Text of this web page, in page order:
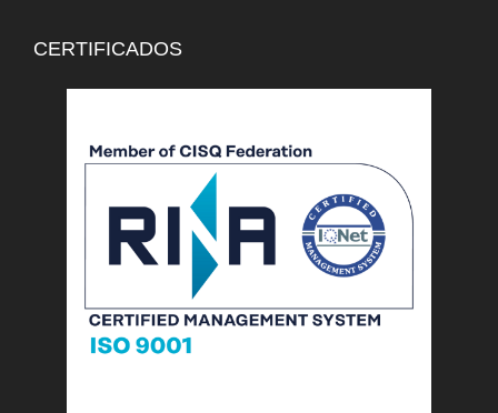
CERTIFICADOS